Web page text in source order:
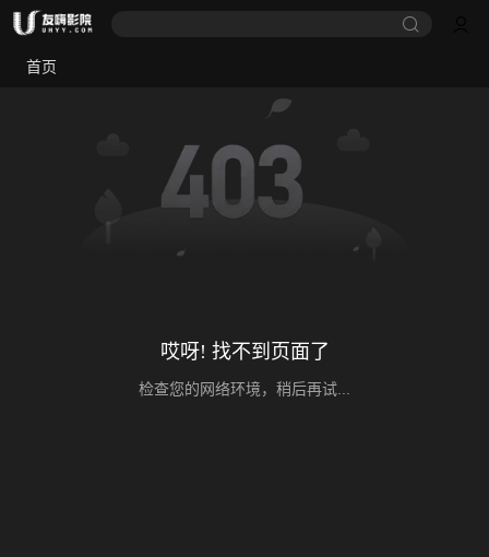
首页
哎呀! 找不到页面了
检查您的网络环境，稍后再试...